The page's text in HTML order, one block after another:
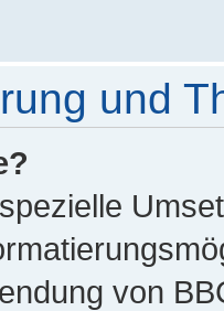
und
von